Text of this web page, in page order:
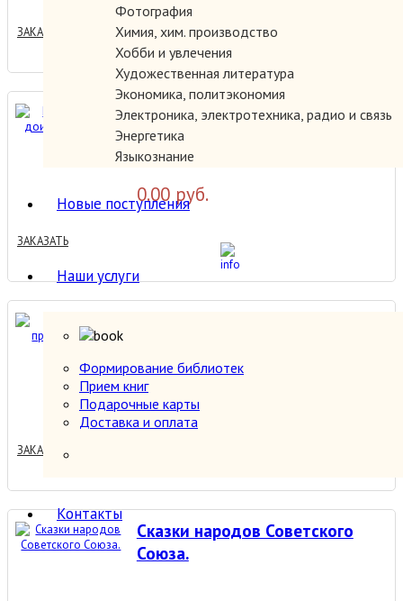
Фотография
Химия, хим. производство
Хобби и увлечения
Художественная литература
Экономика, политэкономия
Электроника, электротехника, радио и связь
Энергетика
Языкознание
Новые поступления
Наши услуги
Формирование библиотек
Прием книг
Подарочные карты
Доставка и оплата
Контакты
ЗАКАЗАТЬ
Приключения
доисторического мальчика.
0.00 руб.
ЗАКАЗАТЬ
0.00 руб.
ЗАКАЗАТЬ
Сказки народов Советского
Союза.